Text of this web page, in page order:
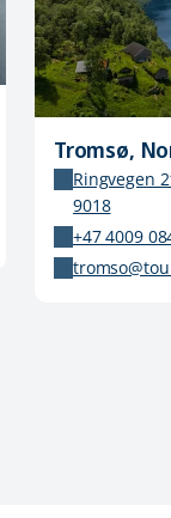
Tromsø,
Ringvegen
9018
+47 4009